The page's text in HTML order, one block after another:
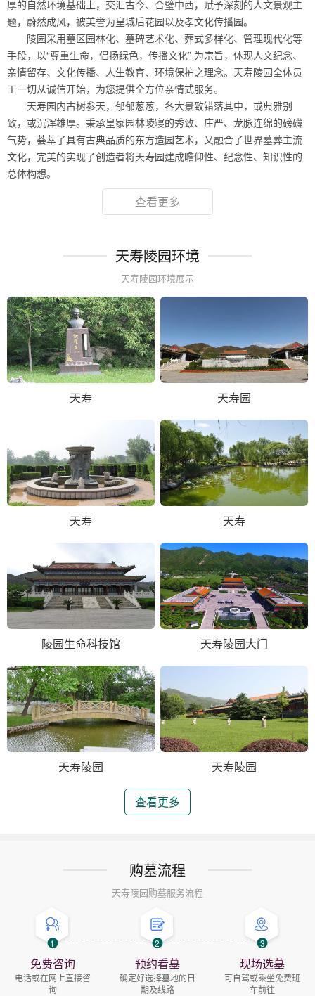
厚的自然环境基础上，交汇古今、合璧中西，赋予深刻的人文景观主
题，蔚然成风，被美誉为皇城后花园以及孝文化传播园。
陵园采用墓区园林化、墓碑艺术化、葬式多样化、管理现代化等
手段，以“尊重生命，倡扬绿色，传播文化” 为宗旨，体现人文纪念、
亲情留存、文化传播、人生教育、环境保护之理念。天寿陵园全体员
工一切从诚信开始，为您提供全方位亲情式服务。
天寿园内古树参天，郁郁葱葱，各大景致错落其中，或典雅别
致，或沉浑雄厚。秉承皇家园林陵寝的秀致、庄严、龙脉连绵的磅礴
气势，荟萃了具有古典品质的东方造园艺术，又融合了世界墓葬主流
文化，完美的实现了创造者将天寿园建成瞻仰性、纪念性、知识性的
总体构想。
查看更多
天寿陵园环境
天寿陵园环境展示
天寿 天寿园
天寿 天寿
陵园生命科技馆 天寿陵园大门
天寿陵园 天寿陵园
查看更多
购墓流程
天寿陵园购墓服务流程
1
免费咨询
电话或在网上直接咨
询
2
预约看墓
确定好选择墓地的日
期及线路
3
现场选墓
可自驾或乘坐免费班
车前往